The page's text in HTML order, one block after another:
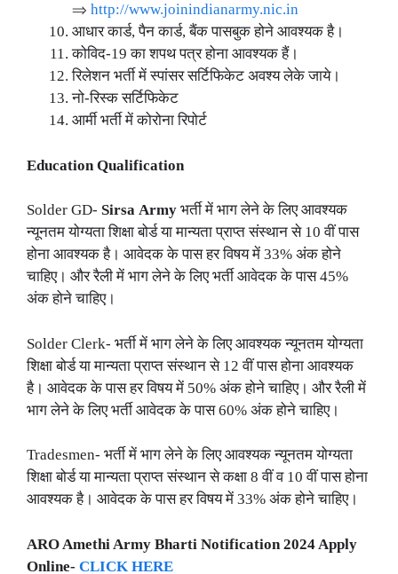
⇒ http://www.joinindianarmy.nic.in
आधार कार्ड, पैन कार्ड, बैंक पासबुक होने आवश्यक है।
कोविद-19 का शपथ पत्र होना आवश्यक हैं।
रिलेशन भर्ती में स्पांसर सर्टिफिकेट अवश्य लेके जाये।
नो-रिस्क सर्टिफिकेट
आर्मी भर्ती में कोरोना रिपोर्ट
Education Qualification
Solder GD- Sirsa Army भर्ती में भाग लेने के लिए आवश्यक
न्यूनतम योग्यता शिक्षा बोर्ड या मान्यता प्राप्त संस्थान से 10 वीं पास
होना आवश्यक है। आवेदक के पास हर विषय में 33% अंक होने
चाहिए। और रैली में भाग लेने के लिए भर्ती आवेदक के पास 45%
अंक होने चाहिए।
Solder Clerk- भर्ती में भाग लेने के लिए आवश्यक न्यूनतम योग्यता
शिक्षा बोर्ड या मान्यता प्राप्त संस्थान से 12 वीं पास होना आवश्यक
है। आवेदक के पास हर विषय में 50% अंक होने चाहिए। और रैली में
भाग लेने के लिए भर्ती आवेदक के पास 60% अंक होने चाहिए।
Tradesmen- भर्ती में भाग लेने के लिए आवश्यक न्यूनतम योग्यता
शिक्षा बोर्ड या मान्यता प्राप्त संस्थान से कक्षा 8 वीं व 10 वीं पास होना
आवश्यक है। आवेदक के पास हर विषय में 33% अंक होने चाहिए।
ARO Amethi Army Bharti Notification 2024 Apply
Online- CLICK HERE